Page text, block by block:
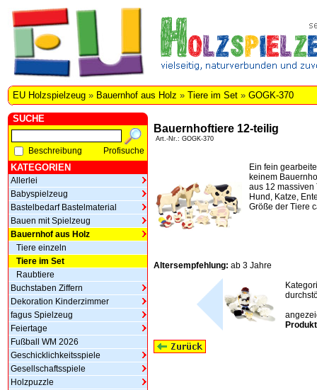
EU Holzspielzeug » Bauernhof aus Holz » Tiere im Set » GOGK-370
SUCHE
Beschreibung Profisuche
KATEGORIEN
Allerlei
Babyspielzeug
Bastelbedarf Bastelmaterial
Bauen mit Spielzeug
Bauernhof aus Holz
Tiere einzeln
Tiere im Set
Raubtiere
Buchstaben Ziffern
Dekoration Kinderzimmer
fagus Spielzeug
Feiertage
Fußball WM 2026
Geschicklichkeitsspiele
Gesellschaftsspiele
Holzpuzzle
Bauernhoftiere 12-teilig
Art.-Nr.: GOGK-370
Ein fein
keinem
aus 12 massiven
Hund, Katze,
Größe der Tiere
Altersempfehlung: ab 3 Jahre